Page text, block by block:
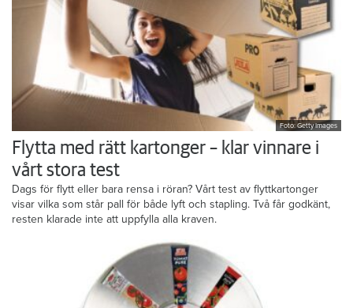
Foto: Getty Images
Flytta med rätt kartonger – klar vinnare i
vårt stora test
Dags för flytt eller bara rensa i röran? Vårt test av flyttkartonger
visar vilka som står pall för både lyft och stapling. Två får godkänt,
resten klarade inte att uppfylla alla kraven.